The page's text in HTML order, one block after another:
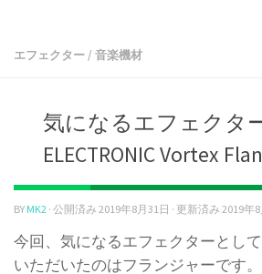
エフェクター / 音楽機材
気になるエフェクタ
ELECTRONIC Vortex
BY MK2 · 公開済み 2019年8月31日 · 更新済み 2019年
今回、気になるエフェクターとし
いただいたのはフランジャーです。